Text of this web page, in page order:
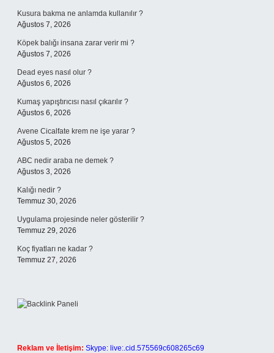
Kusura bakma ne anlamda kullanılır ?
Ağustos 7, 2026
Köpek balığı insana zarar verir mi ?
Ağustos 7, 2026
Dead eyes nasıl olur ?
Ağustos 6, 2026
Kumaş yapıştırıcısı nasıl çıkarılır ?
Ağustos 6, 2026
Avene Cicalfate krem ne işe yarar ?
Ağustos 5, 2026
ABC nedir araba ne demek ?
Ağustos 3, 2026
Kalığı nedir ?
Temmuz 30, 2026
Uygulama projesinde neler gösterilir ?
Temmuz 29, 2026
Koç fiyatları ne kadar ?
Temmuz 27, 2026
Reklam ve İletişim: Skype: live:.cid.575569c608265c69